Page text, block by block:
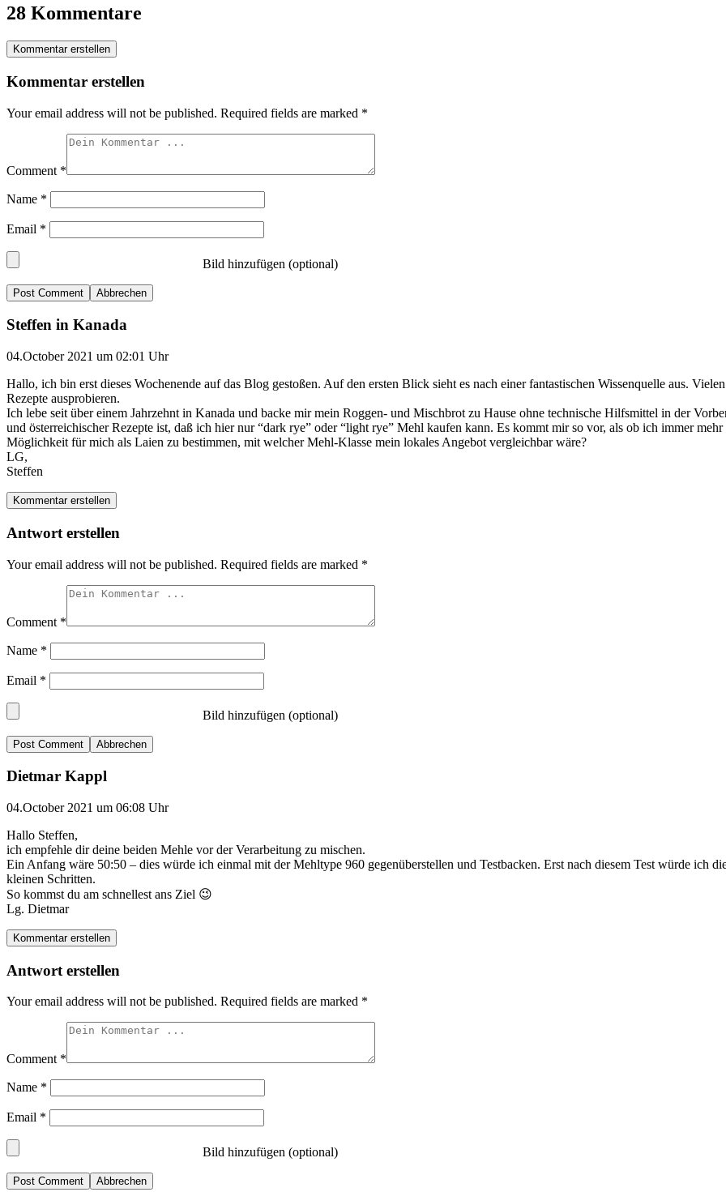
28 Kommentare
Kommentar erstellen
Kommentar erstellen
Your email address will not be published. Required fields are marked *
Comment *
Name *
Email *
Bild hinzufügen (optional)
Abbrechen
Steffen in Kanada
04.October 2021 um 02:01 Uhr
Hallo, ich bin erst dieses Wochenende auf das Blog gestoßen. Auf den ersten Blick sieht es nach einer fantastischen Wissenquelle aus.
Rezepte ausprobieren.
Ich lebe seit über einem Jahrzehnt in Kanada und backe mir mein Roggen- und Mischbrot zu Hause ohne technische Hilfsmittel in der
und österreichischer Rezepte ist, daß ich hier nur “dark rye” oder “light rye” Mehl kaufen kann. Es kommt mir so vor, als ob ich immer
Möglichkeit für mich als Laien zu bestimmen, mit welcher Mehl-Klasse mein lokales Angebot vergleichbar wäre?
LG,
Steffen
Kommentar erstellen
Antwort erstellen
Your email address will not be published. Required fields are marked *
Comment *
Name *
Email *
Bild hinzufügen (optional)
Abbrechen
Dietmar Kappl
04.October 2021 um 06:08 Uhr
Hallo Steffen,
ich empfehle dir deine beiden Mehle vor der Verarbeitung zu mischen.
Ein Anfang wäre 50:50 – dies würde ich einmal mit der Mehltype 960 gegenüberstellen und Testbacken. Erst nach diesem Test würde ich
kleinen Schritten.
So kommst du am schnellest ans Ziel 😉
Lg. Dietmar
Kommentar erstellen
Antwort erstellen
Your email address will not be published. Required fields are marked *
Comment *
Name *
Email *
Bild hinzufügen (optional)
Abbrechen